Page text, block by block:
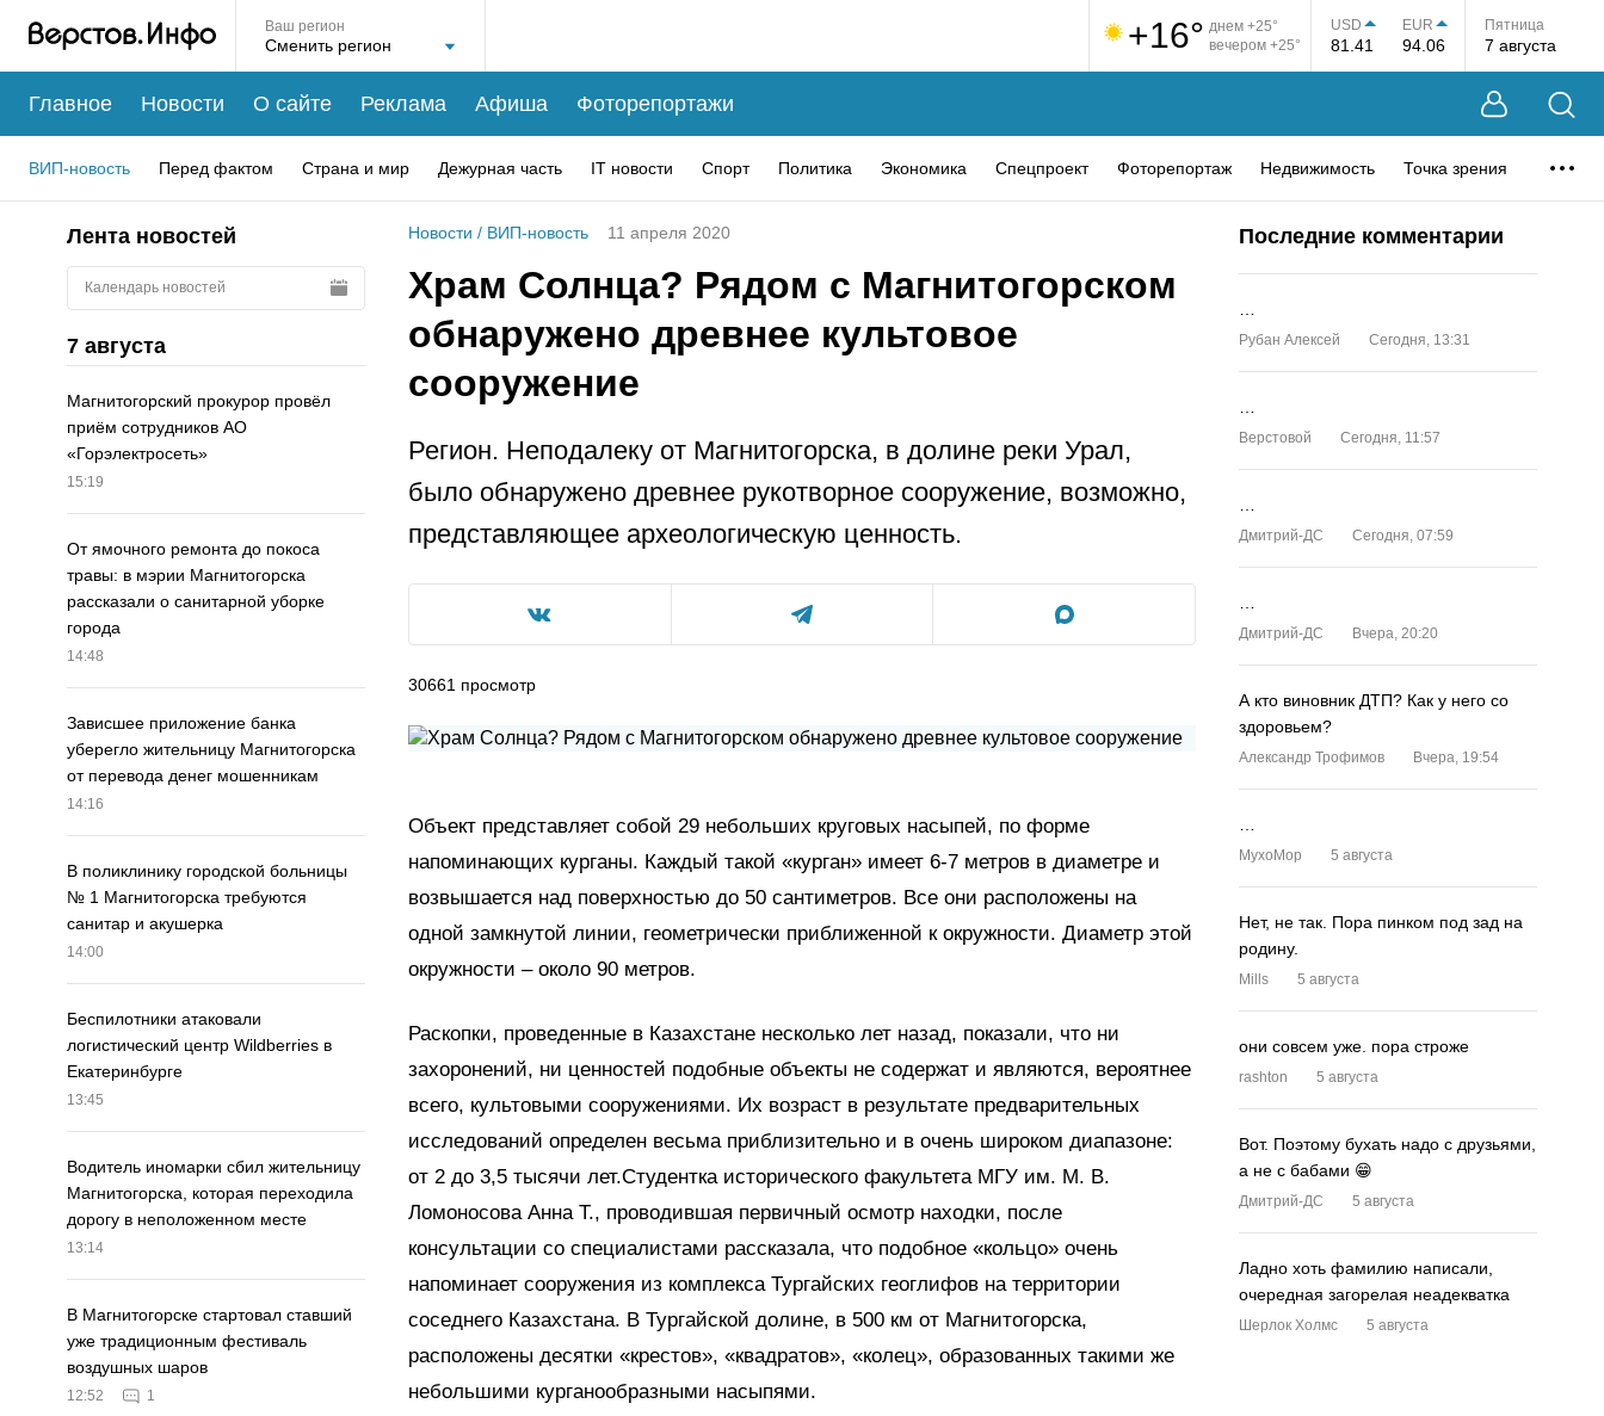
Ваш регион +16° днем +25°
вечером +25°
USD
81.41
EUR
94.06
Пятница
7 августа
Главное Новости О сайте Реклама Афиша Фоторепортажи
ВИП-новость Перед фактом Страна и мир Дежурная часть IT новости Спорт Политика Экономика Спецпроект Фоторепортаж Недвижимость Точка зрения
Лента новостей
Календарь новостей
7 августа
Магнитогорский прокурор провёл
приём сотрудников АО
«Горэлектросеть»
15:19
От ямочного ремонта до покоса
травы: в мэрии Магнитогорска
рассказали о санитарной уборке
города
14:48
Зависшее приложение банка
уберегло жительницу Магнитогорска
от перевода денег мошенникам
14:16
В поликлинику городской больницы
№ 1 Магнитогорска требуются
санитар и акушерка
14:00
Беспилотники атаковали
логистический центр Wildberries в
Екатеринбурге
13:45
Водитель иномарки сбил жительницу
Магнитогорска, которая переходила
дорогу в неположенном месте
13:14
В Магнитогорске стартовал ставший
уже традиционным фестиваль
воздушных шаров
12:52 1
Новости / ВИП-новость 11 апреля 2020
Храм Солнца? Рядом с Магнитогорском
обнаружено древнее культовое
сооружение
Регион. Неподалеку от Магнитогорска, в долине реки Урал,
было обнаружено древнее рукотворное сооружение, возможно,
представляющее археологическую ценность.
30661 просмотр
Объект представляет собой 29 небольших круговых насыпей, по форме
напоминающих курганы. Каждый такой «курган» имеет 6-7 метров в диаметре и
возвышается над поверхностью до 50 сантиметров. Все они расположены на
одной замкнутой линии, геометрически приближенной к окружности. Диаметр этой
окружности – около 90 метров.
Раскопки, проведенные в Казахстане несколько лет назад, показали, что ни
захоронений, ни ценностей подобные объекты не содержат и являются, вероятнее
всего, культовыми сооружениями. Их возраст в результате предварительных
исследований определен весьма приблизительно и в очень широком диапазоне:
от 2 до 3,5 тысячи лет.Студентка исторического факультета МГУ им. М. В.
Ломоносова Анна Т., проводившая первичный осмотр находки, после
консультации со специалистами рассказала, что подобное «кольцо» очень
напоминает сооружения из комплекса Тургайских геоглифов на территории
соседнего Казахстана. В Тургайской долине, в 500 км от Магнитогорска,
расположены десятки «крестов», «квадратов», «колец», образованных такими же
небольшими курганообразными насыпями.
Последние комментарии
Рубан Алексей Сегодня, 13:31
Верстовой Сегодня, 11:57
Дмитрий-ДС Сегодня, 07:59
Дмитрий-ДС Вчера, 20:20
А кто виновник ДТП? Как у него со
здоровьем?
Александр Трофимов Вчера, 19:54
MyxoMop 5 августа
Нет, не так. Пора пинком под зад на
родину.
Mills 5 августа
они совсем уже. пора строже
rashton 5 августа
Вот. Поэтому бухать надо с друзьями,
а не с бабами 😁
Дмитрий-ДС 5 августа
Ладно хоть фамилию написали,
очередная загорелая неадекватка
Шерлок Холмс 5 августа